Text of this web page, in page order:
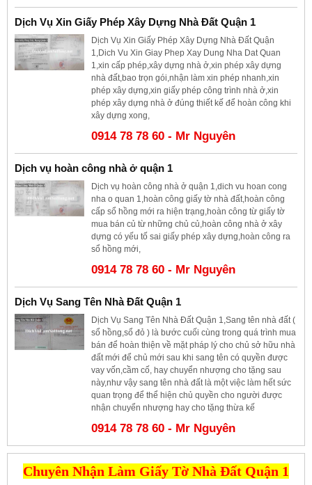
Dịch Vụ Xin Giấy Phép Xây Dựng Nhà Đất Quận 1
Dịch Vụ Xin Giấy Phép Xây Dựng Nhà Đất Quận
1,Dich Vu Xin Giay Phep Xay Dung Nha Dat Quan
1,xin cấp phép,xây dựng nhà ở,xin phép xây dựng
nhà đất,bao trọn gói,nhận làm xin phép nhanh,xin
phép xây dựng,xin giấy phép công trình nhà ở,xin
phép xây dựng nhà ở đúng thiết kế để hoàn công khi
xây dựng xong,
0914 78 78 60 - Mr Nguyên
Dịch vụ hoàn công nhà ở quận 1
Dịch vụ hoàn công nhà ở quận 1,dich vu hoan cong
nha o quan 1,hoàn công giấy tờ nhà đất,hoàn công
cấp sổ hồng mới ra hiện trạng,hoàn công từ giấy tờ
mua bán củ từ những chủ củ,hoàn công nhà ở xây
dựng có yếu tố sai giấy phép xây dựng,hoàn công ra
sổ hồng mới,
0914 78 78 60 - Mr Nguyên
Dịch Vụ Sang Tên Nhà Đất Quận 1
Dịch Vụ Sang Tên Nhà Đất Quận 1,Sang tên nhà đất (
sổ hồng,sổ đỏ ) là bước cuối cùng trong quá trình mua
bán để hoàn thiện về mặt pháp lý cho chủ sở hữu nhà
đất mới để chủ mới sau khi sang tên có quyền được
vay vốn,cầm cố, hay chuyển nhượng cho tặng sau
này,như vậy sang tên nhà đất là một việc làm hết sức
quan trọng để thể hiện chủ quyền cho người được
nhận chuyển nhượng hay cho tặng thừa kế
0914 78 78 60 - Mr Nguyên
Chuyên Nhận Làm Giấy Tờ Nhà Đất Quận 1